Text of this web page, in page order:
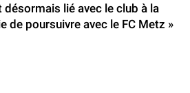
désormais lié avec le club à la
de poursuivre avec le FC Metz »